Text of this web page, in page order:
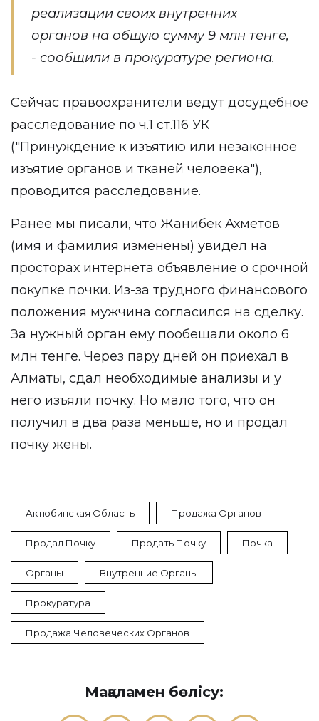
реализации своих внутренних
органов на общую сумму 9 млн тенге,
- сообщили в прокуратуре региона.
Сейчас правоохранители ведут досудебное
расследование по ч.1 ст.116 УК
("Принуждение к изъятию или незаконное
изъятие органов и тканей человека"),
проводится расследование.
Ранее мы писали, что Жанибек Ахметов
(имя и фамилия изменены) увидел на
просторах интернета объявление о срочной
покупке почки. Из-за трудного финансового
положения мужчина согласился на сделку.
За нужный орган ему пообещали около 6
млн тенге. Через пару дней он приехал в
Алматы, сдал необходимые анализы и у
него изъяли почку. Но мало того, что он
получил в два раза меньше, но и продал
почку жены.
Актюбинская Область Продажа Органов
Продал Почку Продать Почку Почка
Органы Внутренние Органы
Прокуратура
Продажа Человеческих Органов
Мақаламен бөлісу: